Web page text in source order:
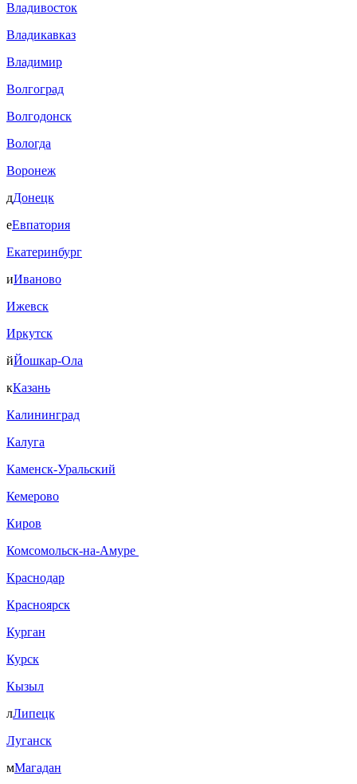
Владивосток
Владикавказ
Владимир
Волгоград
Волгодонск
Вологда
Воронеж
дДонецк
еЕвпатория
Екатеринбург
иИваново
Ижевск
Иркутск
йЙошкар-Ола
кКазань
Калининград
Калуга
Каменск-Уральский
Кемерово
Киров
Комсомольск-на-Амуре
Краснодар
Красноярск
Курган
Курск
Кызыл
лЛипецк
Луганск
мМагадан